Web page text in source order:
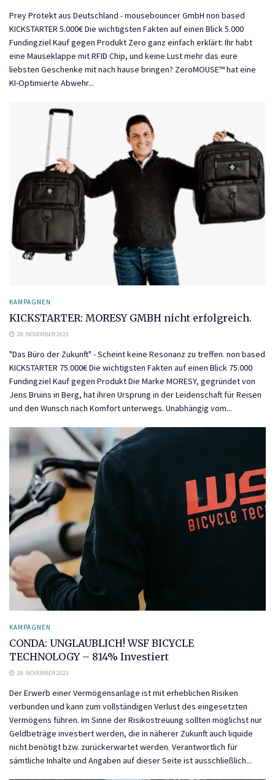
Prey Protekt aus Deutschland - mousebouncer GmbH non based
KICKSTARTER 5.000€ Die wichtigsten Fakten auf einen Blick 5.000
Fundingziel Kauf gegen Produkt Zero ganz einfach erklärt: Ihr habt
eine Mauseklappe mit RFID Chip, und keine Lust mehr das eure
liebsten Geschenke mit nach hause bringen? ZeroMOUSE™ hat eine
KI-Optimierte Abwehr...
KAMPAGNEN
KICKSTARTER: MORESY GMBH nicht erfolgreich.
28. NOVEMBER 2023
"Das Büro der Zukunft" - Scheint keine Resonanz zu treffen. non based
KICKSTARTER 75.000€ Die wichtigsten Fakten auf einen Blick 75.000
Fundingziel Kauf gegen Produkt Die Marke MORESY, gegründet von
Jens Bruins in Berg, hat ihren Ursprung in der Leidenschaft für Reisen
und den Wunsch nach Komfort unterwegs. Unabhängig vom...
KAMPAGNEN
CONDA: UNGLAUBLICH! WSF BICYCLE
TECHNOLOGY – 814% Investiert
28. NOVEMBER 2023
Der Erwerb einer Vermögensanlage ist mit erheblichen Risiken
verbunden und kann zum vollständigen Verlust des eingesetzten
Vermögens führen. Im Sinne der Risikostreuung sollten möglichst nur
Geldbeträge investiert werden, die in näherer Zukunft auch liquide
nicht benötigt bzw. zurückerwartet werden. Verantwortlich für
sämtliche Inhalte und Angaben auf dieser Seite ist ausschließlich...